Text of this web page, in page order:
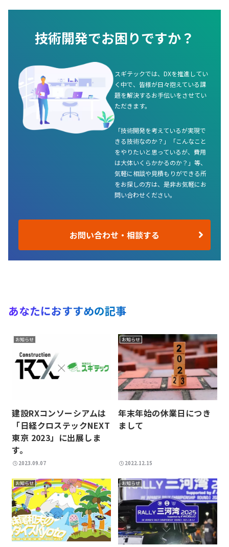
技術開発でお困りですか？
スギテックでは、DXを推進してい
く中で、皆様が日々抱えている課
題を解決するお手伝いをさせてい
ただきます。
「技術開発を考えているが実現で
きる技術なのか？」「こんなこと
をやりたいと思っているが、費用
は大体いくらかかるのか？」等、
気軽に相談や見積もりができる所
をお探しの方は、是非お気軽にお
問い合わせください。
お問い合わせ・相談する
あなたにおすすめの記事
お知らせ
建設RXコンソーシアムは
「日経クロステックNEXT
東京 2023」に出展しま
す。
2023.09.07
お知らせ
年末年始の休業日につき
まして
2022.12.15
お知らせ お知らせ